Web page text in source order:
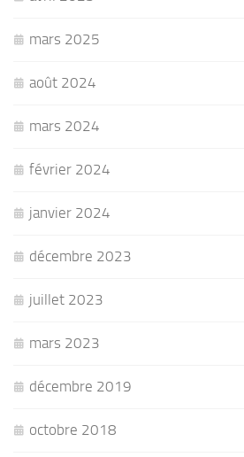
mars 2025
août 2024
mars 2024
février 2024
janvier 2024
décembre 2023
juillet 2023
mars 2023
décembre 2019
octobre 2018